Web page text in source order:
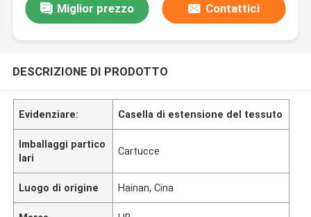
Miglior prezzo Contattici
DESCRIZIONE DI PRODOTTO
Evidenziare: Casella di estensione del tessuto
Imballaggi partico
lari
Cartucce
Luogo di origine Hainan, Cina